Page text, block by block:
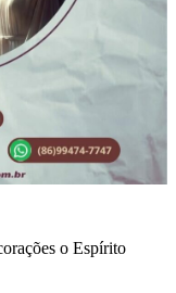
o Espírito